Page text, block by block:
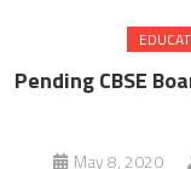
Pending CBSE
May 8, 2020